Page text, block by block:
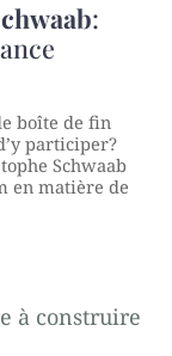
:
boîte de fin
participer?
Schwaab
en matière de